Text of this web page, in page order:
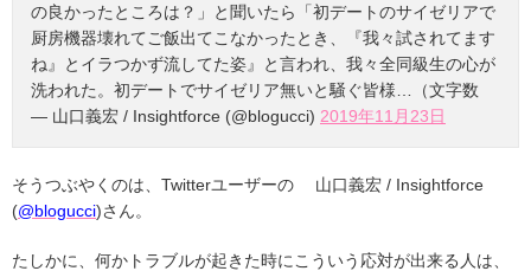
の良かったところは？」と聞いたら「初デートのサイゼリアで
厨房機器壊れてご飯出てこなかったとき、『我々試されてます
ね』とイラつかず流してた姿』と言われ、我々全同級生の心が
洗われた。初デートでサイゼリア無いと騒ぐ皆様…（文字数
— 山口義宏 / Insightforce (@blogucci) 2019年11月23日
そうつぶやくのは、Twitterユーザーの 山口義宏 / Insightforce
(@blogucci)さん。
たしかに、何かトラブルが起きた時にこういう応対が出来る人は、